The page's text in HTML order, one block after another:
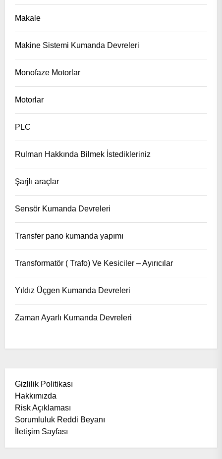
Makale
Makine Sistemi Kumanda Devreleri
Monofaze Motorlar
Motorlar
PLC
Rulman Hakkında Bilmek İstedikleriniz
Şarjlı araçlar
Sensör Kumanda Devreleri
Transfer pano kumanda yapımı
Transformatör ( Trafo) Ve Kesiciler – Ayırıcılar
Yıldız Üçgen Kumanda Devreleri
Zaman Ayarlı Kumanda Devreleri
Gizlilik Politikası
Hakkımızda
Risk Açıklaması
Sorumluluk Reddi Beyanı
İletişim Sayfası